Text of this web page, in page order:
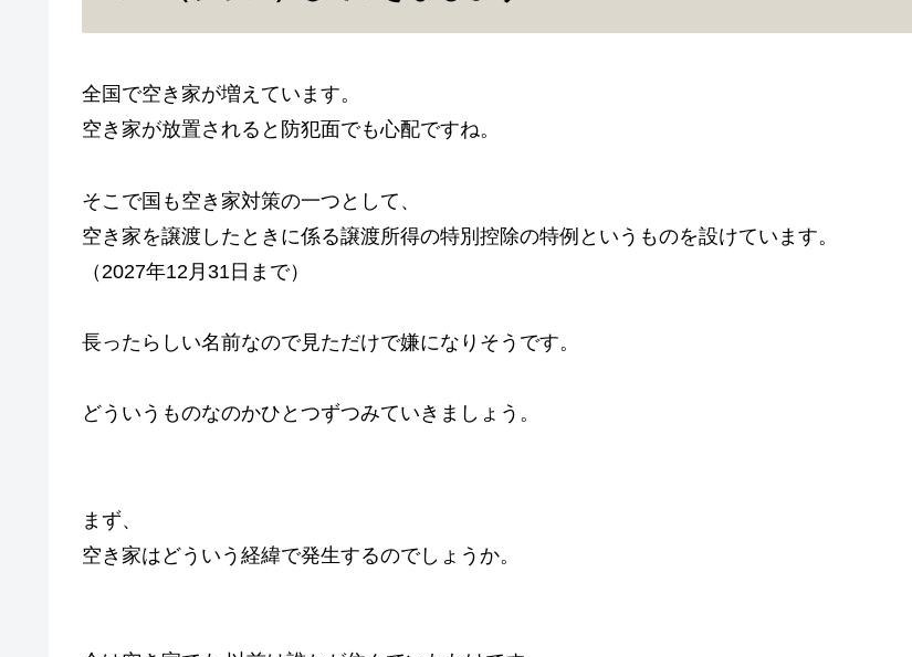
全国で空き家が増えています。
空き家が放置されると防犯面でも心配ですね。
そこで国も空き家対策の一つとして、
空き家を譲渡したときに係る譲渡所得の特別控除の特例というものを設けています。
（2027年12月31日まで）
長ったらしい名前なので見ただけで嫌になりそうです。
どういうものなのかひとつずつみていきましょう。
まず、
空き家はどういう経緯で発生するのでしょうか。